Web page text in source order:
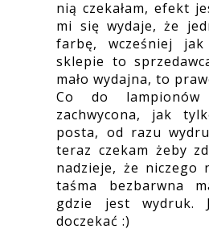
nią czekałam, efekt
mi się wydaje, że
farbę, wcześniej
sklepie to
mało wydajna, to
Co do
zachwycona, jak
posta, od razu
teraz czekam żeby
nadzieje, że niczego
taśma bezbarwna
gdzie jest wydruk.
doczekać :)